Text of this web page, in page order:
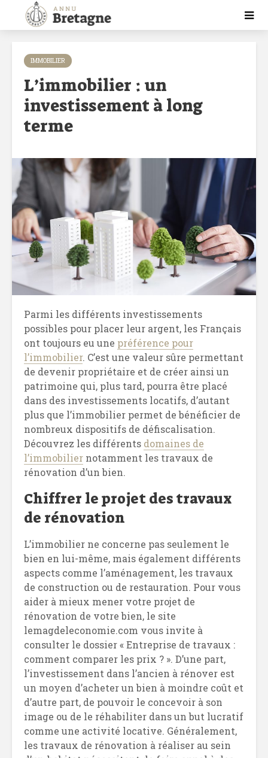
IMMOBILIER
L’immobilier : un
investissement à long
terme
Parmi les différents investissements
possibles pour placer leur argent, les Français
ont toujours eu une préférence pour
l’immobilier. C’est une valeur sûre permettant
de devenir propriétaire et de créer ainsi un
patrimoine qui, plus tard, pourra être placé
dans des investissements locatifs, d’autant
plus que l’immobilier permet de bénéficier de
nombreux dispositifs de défiscalisation.
Découvrez les différents domaines de
l’immobilier notamment les travaux de
rénovation d’un bien.
Chiffrer le projet des travaux
de rénovation
L’immobilier ne concerne pas seulement le
bien en lui-même, mais également différents
aspects comme l’aménagement, les travaux
de construction ou de restauration. Pour vous
aider à mieux mener votre projet de
rénovation de votre bien, le site
lemagdeleconomie.com vous invite à
consulter le dossier « Entreprise de travaux :
comment comparer les prix ? ». D’une part,
l’investissement dans l’ancien à rénover est
un moyen d’acheter un bien à moindre coût et
d’autre part, de pouvoir le concevoir à son
image ou de le réhabiliter dans un but lucratif
comme une activité locative. Généralement,
les travaux de rénovation à réaliser au sein